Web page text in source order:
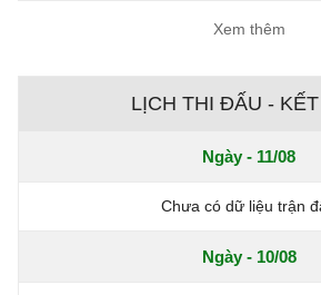
Xem thêm
LỊCH THI ĐẤU -
Ngày - 11/08
Chưa có dữ liệu trận
Ngày - 10/08